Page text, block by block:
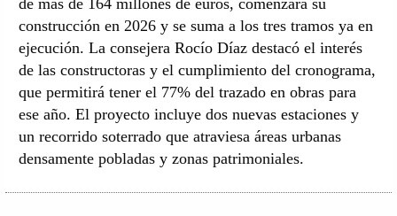
de más de 164 millones de euros, comenzará su
construcción en 2026 y se suma a los tres tramos ya en
ejecución. La consejera Rocío Díaz destacó el interés
de las constructoras y el cumplimiento del cronograma,
que permitirá tener el 77% del trazado en obras para
ese año. El proyecto incluye dos nuevas estaciones y
un recorrido soterrado que atraviesa áreas urbanas
densamente pobladas y zonas patrimoniales.